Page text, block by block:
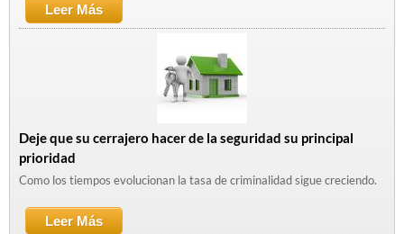
Leer Más
Requerimientos
Deje que su cerrajero hacer de la seguridad su principal
prioridad
Como los tiempos evolucionan la tasa de criminalidad sigue creciendo.
Leer Más